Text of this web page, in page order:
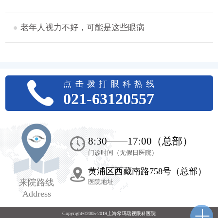
老年人视力不好，可能是这些眼病
点击拨打眼科热线
021-63120557
来院路线
Address
8:30——17:00（总部）
门诊时间（无假日医院）
黄浦区西藏南路758号（总部）
医院地址
Copyright©2005-2019上海希玛瑞视眼科医院